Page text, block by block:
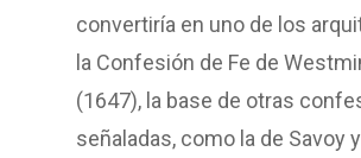
convertiría en uno de los
la Confesión de Fe de
(1647), la base de otras
señaladas, como la de Savoy